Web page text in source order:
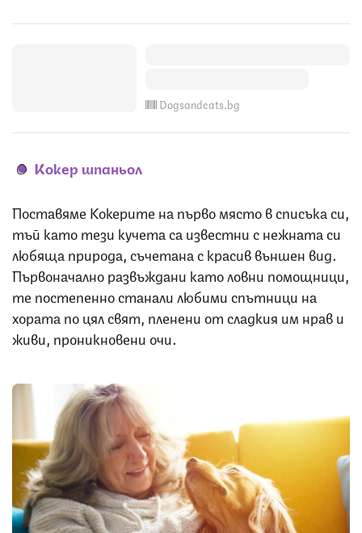
Dogsandcats.bg
Кокер шпаньол
Поставяме Кокерите на първо място в списъка си,
тъй като тези кучета са известни с нежната си
любяща природа, съчетана с красив външен вид.
Първоначално развъждани като ловни помощници,
те постепенно станали любими спътници на
хората по цял свят, пленени от сладкия им нрав и
живи, проникновени очи.